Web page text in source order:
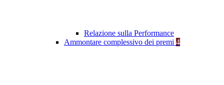
Relazione sulla Performance
Ammontare complessivo dei premi 4